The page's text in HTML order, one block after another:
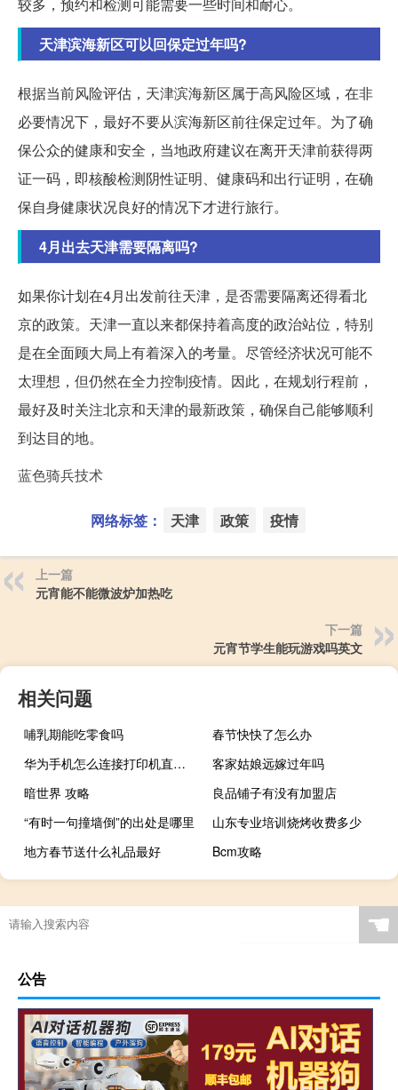
天津滨海新区可以回保定过年吗?
根据当前风险评估，天津滨海新区属于高风险区域，在非
必要情况下，最好不要从滨海新区前往保定过年。为了确
保公众的健康和安全，当地政府建议在离开天津前获得两
证一码，即核酸检测阴性证明、健康码和出行证明，在确
保自身健康状况良好的情况下才进行旅行。
4月出去天津需要隔离吗?
如果你计划在4月出发前往天津，是否需要隔离还得看北
京的政策。天津一直以来都保持着高度的政治站位，特别
是在全面顾大局上有着深入的考量。尽管经济状况可能不
太理想，但仍然在全力控制疫情。因此，在规划行程前，
最好及时关注北京和天津的最新政策，确保自己能够顺利
到达目的地。
蓝色骑兵技术
网络标签： 天津 政策 疫情
上一篇
元宵能不能微波炉加热吃
下一篇
元宵节学生能玩游戏吗英文
相关问题
哺乳期能吃零食吗
春节快快了怎么办
华为手机怎么连接打印机直接打印（华为手机打印机连接方法 快吧手游）
客家姑娘远嫁过年吗
暗世界 攻略
良品铺子有没有加盟店
“有时一句撞墙倒”的出处是哪里
山东专业培训烧烤收费多少
地方春节送什么礼品最好
Bcm攻略
☚
公告